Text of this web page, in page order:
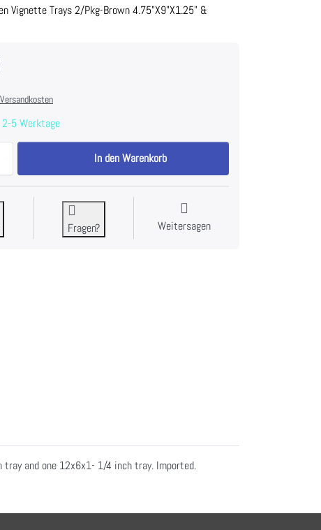
Vignette Trays 2/Pkg-Brown 4.75"X9"X1.25" &
Versandkosten
2-5 Werktage
Idea-Ology Wooden Vignette Trays 2/Pkg-Brown 4.75"X9"X1.25" &
In den Warenkorb
Fragen? Weitersagen
and one 12x6x1- 1/4 inch tray. Imported.